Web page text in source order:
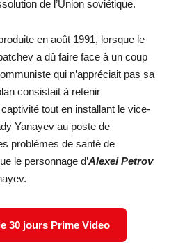
de l’Union soviétique.
en août 1991, lorsque le
a dû faire face à un coup
qui n’appréciait pas sa
consistait à retenir
tout en installant le vice-
Yanayev au poste de
problèmes de santé de
le personnage d’Alexei Petrov
30 jours Prime Video